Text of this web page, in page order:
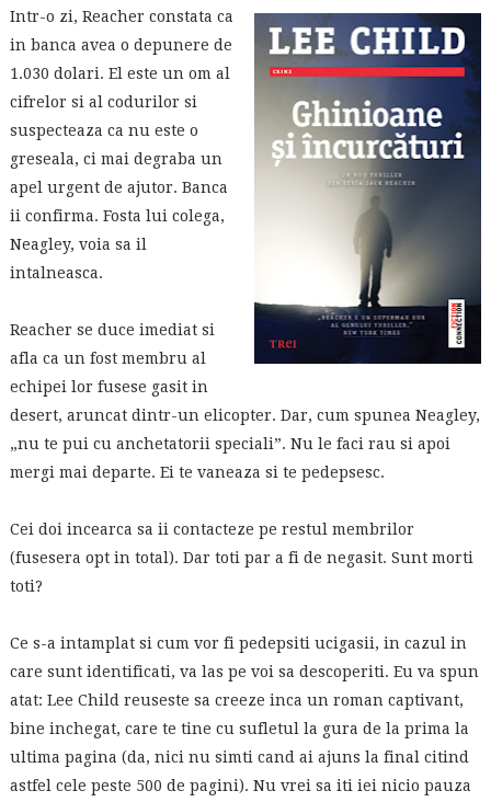
Intr-o zi, Reacher constata ca
in banca avea o depunere de
1.030 dolari. El este un om al
cifrelor si al codurilor si
suspecteaza ca nu este o
greseala, ci mai degraba un
apel urgent de ajutor. Banca
ii confirma. Fosta lui colega,
Neagley, voia sa il
intalneasca.
Reacher se duce imediat si
afla ca un fost membru al
echipei lor fusese gasit in
desert, aruncat dintr-un elicopter. Dar, cum spunea Neagley,
„nu te pui cu anchetatorii speciali”. Nu le faci rau si apoi
mergi mai departe. Ei te vaneaza si te pedepsesc.
Cei doi incearca sa ii contacteze pe restul membrilor
(fusesera opt in total). Dar toti par a fi de negasit. Sunt morti
toti?
Ce s-a intamplat si cum vor fi pedepsiti ucigasii, in cazul in
care sunt identificati, va las pe voi sa descoperiti. Eu va spun
atat: Lee Child reuseste sa creeze inca un roman captivant,
bine inchegat, care te tine cu sufletul la gura de la prima la
ultima pagina (da, nici nu simti cand ai ajuns la final citind
astfel cele peste 500 de pagini). Nu vrei sa iti iei nicio pauza